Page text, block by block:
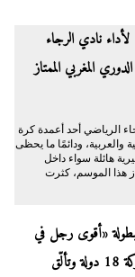
نادي الرجاء
المغربي الممتاز
الرياضي أحد أعمدة كرة
والعربية، ودائمًا ما يحظى
هائلة سواء داخل
هذا الموسم، كثرت
«أقوى رجل في
العالم» بمشاركة 18 دولة وتألّق